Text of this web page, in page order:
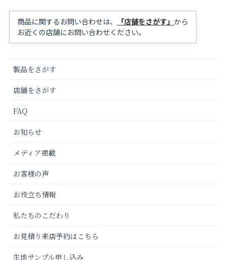
商品に関するお問い合わせは、 「店舗をさがす」 から
お近くの店舗にお問い合わせください。
製品をさがす
店舗をさがす
FAQ
お知らせ
メディア掲載
お客様の声
お役立ち情報
私たちのこだわり
お見積り来店予約はこちら
生地サンプル申し込み